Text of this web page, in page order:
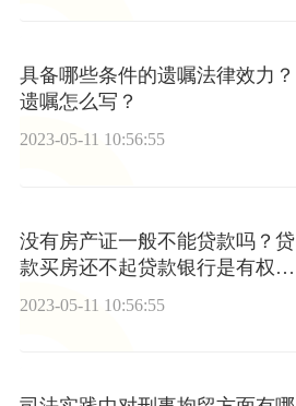
具备哪些条件的遗嘱法律效力？
遗嘱怎么写？
2023-05-11 10:56:55
没有房产证一般不能贷款吗？贷
款买房还不起贷款银行是有权利
2023-05-11 10:56:55